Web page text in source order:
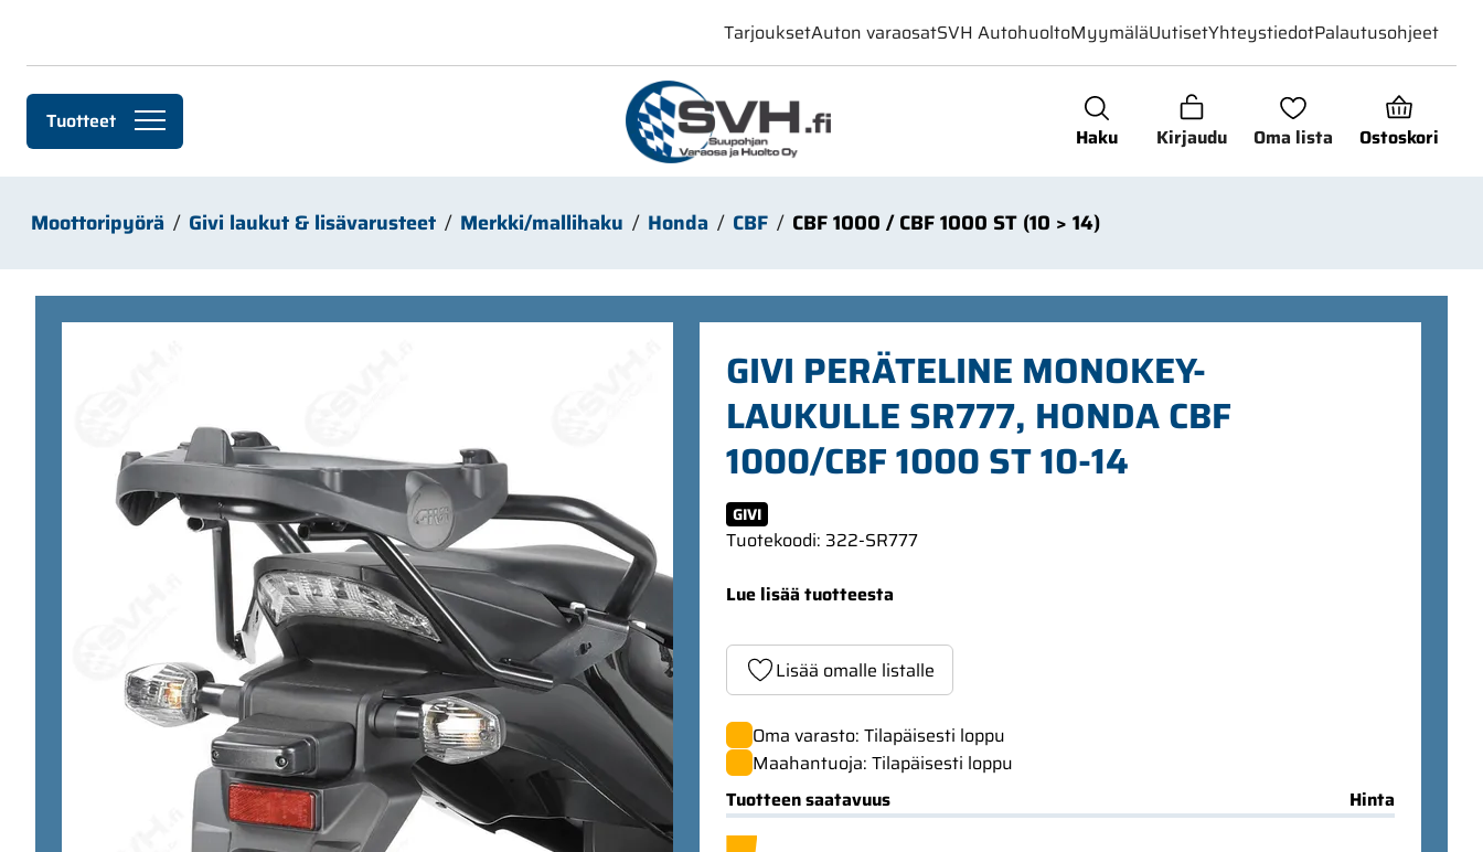
Haku Kirjaudu Oma lista Ostoskori
Tuotteet
TarjouksetAuton varaosatSVH AutohuoltoMyymäläUutisetYhteystiedotPalautusohjeet
Moottoripyörä Givi laukut & lisävarusteet Merkki/mallihaku Honda CBF CBF 1000 / CBF 1000 ST (10 > 14)
GIVI PERÄTELINE MONOKEY-
LAUKULLE SR777, HONDA CBF
1000/CBF 1000 ST 10-14
Ohita kuvat
GIVI
Tuotekoodi: 322-SR777
Lue lisää tuotteesta
Lisää omalle listalle
Oma varasto: Tilapäisesti loppu
Maahantuoja: Tilapäisesti loppu
Tuotteen saatavuus
Hinta